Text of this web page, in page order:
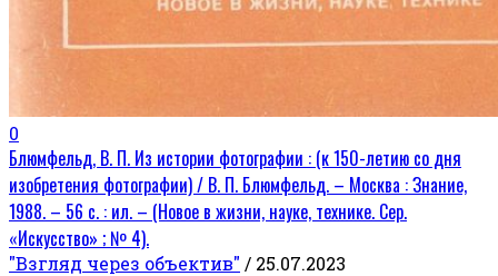
0
Блюмфельд, В. П. Из истории фотографии : (к 150-летию со дня
изобретения фотографии) / В. П. Блюмфельд. – Москва : Знание,
1988. – 56 с. : ил. – (Новое в жизни, науке, технике. Сер.
«Искусство» ; № 4).
"Взгляд через объектив" / 25.07.2023